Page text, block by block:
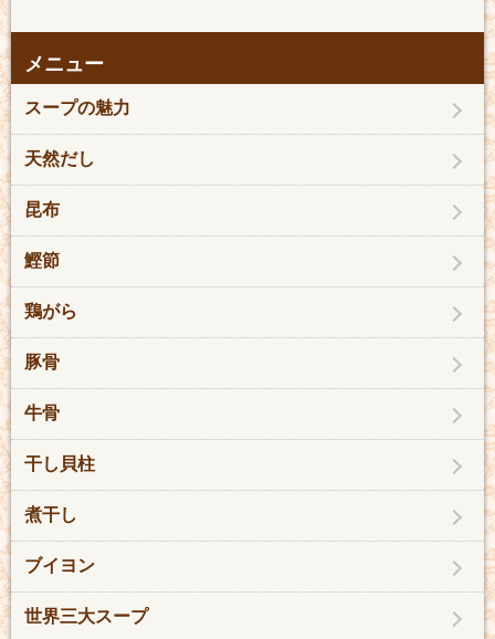
メニュー
スープの魅力
天然だし
昆布
鰹節
鶏がら
豚骨
牛骨
干し貝柱
煮干し
ブイヨン
世界三大スープ